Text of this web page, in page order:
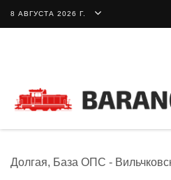
8 АВГУСТА 2026 Г.
Долгая, База ОПС -